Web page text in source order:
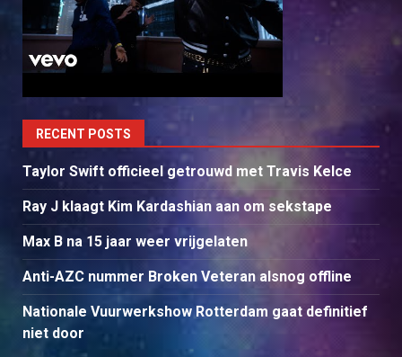
RECENT POSTS
Taylor Swift officieel getrouwd met Travis Kelce
Ray J klaagt Kim Kardashian aan om sekstape
Max B na 15 jaar weer vrijgelaten
Anti-AZC nummer Broken Veteran alsnog offline
Nationale Vuurwerkshow Rotterdam gaat definitief
niet door